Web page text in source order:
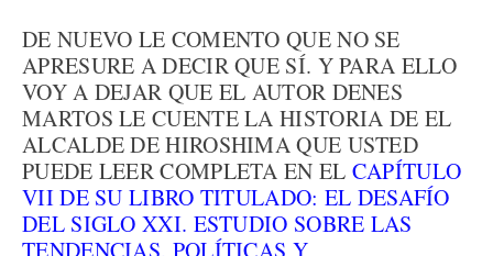
DE NUEVO LE COMENTO QUE NO SE
APRESURE A DECIR QUE SÍ. Y PARA ELLO
VOY A DEJAR QUE EL AUTOR DENES
MARTOS LE CUENTE LA HISTORIA DE EL
ALCALDE DE HIROSHIMA QUE USTED
PUEDE LEER COMPLETA EN EL CAPÍTULO
VII DE SU LIBRO TITULADO: EL DESAFÍO
DEL SIGLO XXI. ESTUDIO SOBRE LAS
TENDENCIAS, POLÍTICAS Y